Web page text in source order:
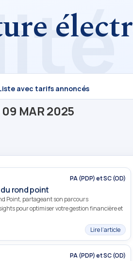
avec tarifs annoncés
MAR 2025
PA (PDP) et SC (OD)
rond point
Point, partageant son parcours
pour optimiser votre gestion financière et
Lire l’article
PA (PDP) et SC (OD)